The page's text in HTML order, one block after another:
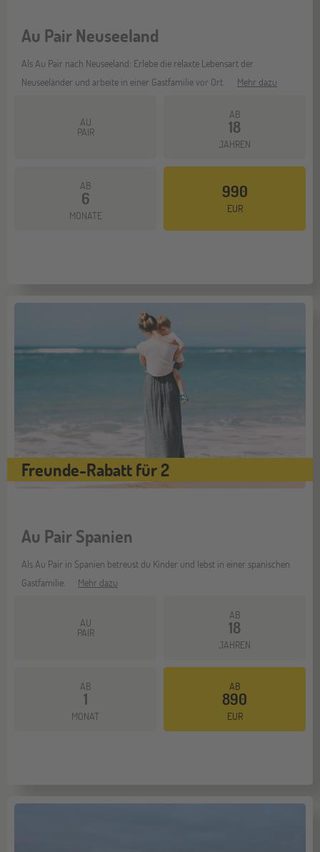
Au Pair Neuseeland
Als Au Pair nach Neuseeland: Erlebe die relaxte Lebensart der
Neuseeländer und arbeite in einer Gastfamilie vor Ort.
Mehr dazu
AU
PAIR
AB
18
JAHREN
AB
6
MONATE
990
EUR
Freunde-Rabatt für 2
Au Pair Spanien
Als Au Pair in Spanien betreust du Kinder und lebst in einer spanischen
Gastfamilie.
Mehr dazu
AU
PAIR
AB
18
JAHREN
AB
1
MONAT
AB
890
EUR